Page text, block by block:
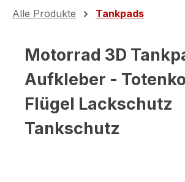
Alle Produkte Tankpads
Motorrad 3D
Aufkleber -
Flügel Lackschutz
Tankschutz